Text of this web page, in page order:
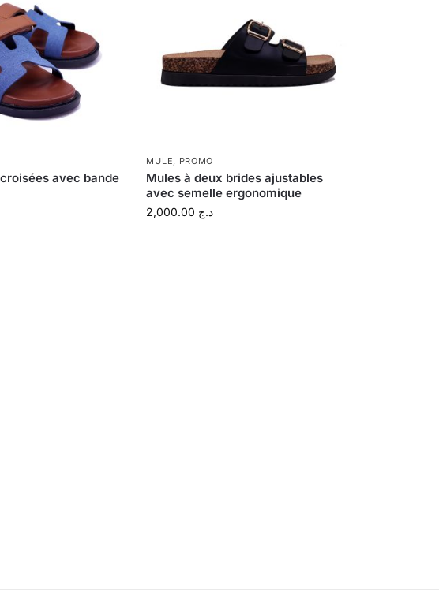
avec bande
MULE, PROMO
Mules à deux brides ajustables
avec semelle ergonomique
د.ج